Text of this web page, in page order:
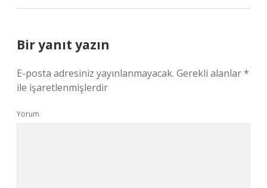
Bir yanıt yazın
E-posta adresiniz yayınlanmayacak. Gerekli alanlar*
ile işaretlenmişlerdir
Yorum